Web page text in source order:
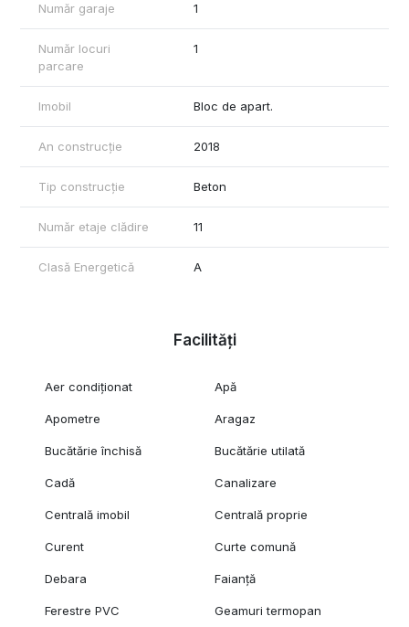
Număr garaje 1
Număr locuri
parcare
1
Imobil Bloc de apart.
An construcție 2018
Tip construcție Beton
Număr etaje clădire 11
Clasă Energetică A
Facilități
Aer condiționat Apă
Apometre Aragaz
Bucătărie închisă Bucătărie utilată
Cadă Canalizare
Centrală imobil Centrală proprie
Curent Curte comună
Debara Faianță
Ferestre PVC Geamuri termopan